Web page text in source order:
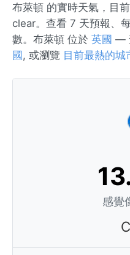
布萊頓 的實時天氣，目
clear。查看 7 天預報、
數。布萊頓 位於 英國 —
國 , 或瀏覽 目前最熱的城
感覺